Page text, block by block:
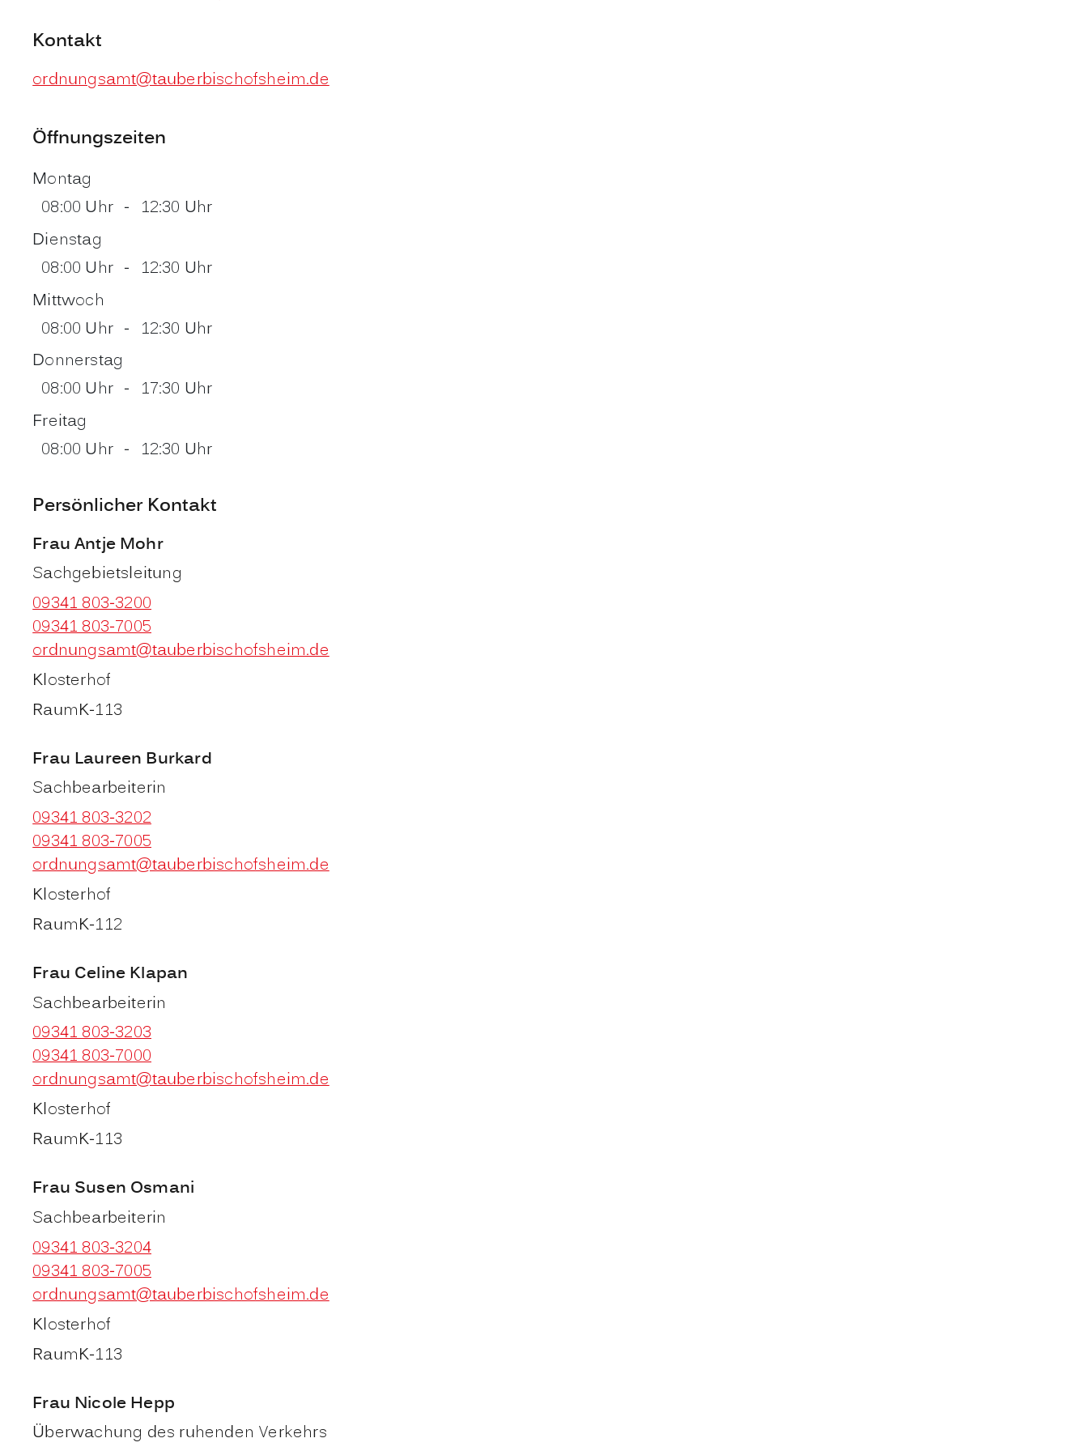
Kontakt
ordnungsamt@tauberbischofsheim.de
Öffnungszeiten
Montag
08:00 Uhr - 12:30 Uhr
Dienstag
08:00 Uhr - 12:30 Uhr
Mittwoch
08:00 Uhr - 12:30 Uhr
Donnerstag
08:00 Uhr - 17:30 Uhr
Freitag
08:00 Uhr - 12:30 Uhr
Persönlicher Kontakt
Frau Antje Mohr
Sachgebietsleitung
09341 803-3200
09341 803-7005
ordnungsamt@tauberbischofsheim.de
Klosterhof
RaumK-113
Frau Laureen Burkard
Sachbearbeiterin
09341 803-3202
09341 803-7005
ordnungsamt@tauberbischofsheim.de
Klosterhof
RaumK-112
Frau Celine Klapan
Sachbearbeiterin
09341 803-3203
09341 803-7000
ordnungsamt@tauberbischofsheim.de
Klosterhof
RaumK-113
Frau Susen Osmani
Sachbearbeiterin
09341 803-3204
09341 803-7005
ordnungsamt@tauberbischofsheim.de
Klosterhof
RaumK-113
Frau Nicole Hepp
Überwachung des ruhenden Verkehrs